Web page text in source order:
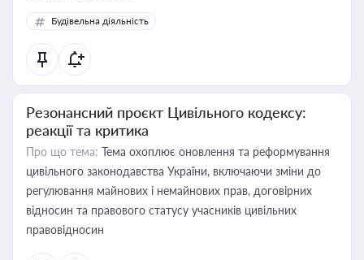
Будівельна діяльність
Резонансний проєкт Цивільного кодексу:
реакції та критика
Про що тема: Тема охоплює оновлення та реформування
цивільного законодавства України, включаючи зміни до
регулювання майнових і немайнових прав, договірних
відносин та правового статусу учасників цивільних
правовідносин